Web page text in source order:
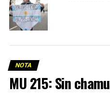
NOTA
MU 215: Sin